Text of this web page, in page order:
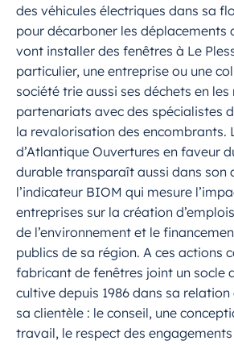
des véhicules électriques dans sa
pour décarboner les déplacements
vont installer des fenêtres à Le
particulier, une entreprise ou une
société trie aussi ses déchets en
partenariats avec des spécialistes
la revalorisation des encombrants.
d’Atlantique Ouvertures en faveur
durable transparaît aussi dans son
l’indicateur BIOM qui mesure
entreprises sur la création
de l’environnement et le
publics de sa région. A ces actions
fabricant de fenêtres joint un socle
cultive depuis 1986 dans sa
sa clientèle : le conseil, une
travail, le respect des